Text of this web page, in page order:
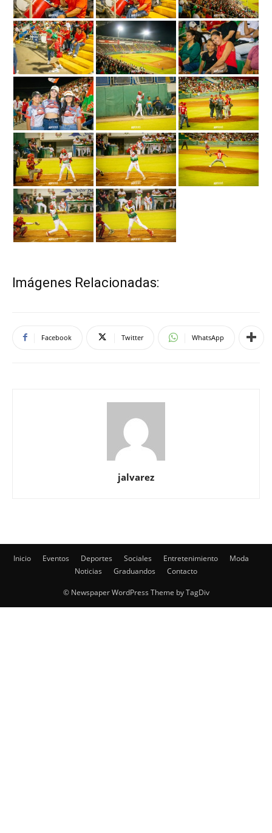
Imágenes Relacionadas:
Facebook Twitter WhatsApp
jalvarez
Inicio Eventos Deportes Sociales Entretenimiento
Moda
Noticias
Graduandos Contacto
© Newspaper WordPress Theme by TagDiv